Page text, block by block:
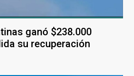
ganó $238.000
su recuperación